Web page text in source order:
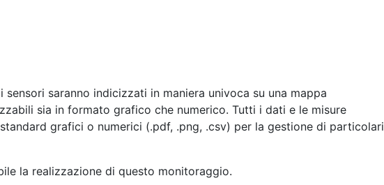
saranno indicizzati in maniera univoca su una mappa
sia in formato grafico che numerico. Tutti i dati e le misure
grafici o numerici (.pdf, .png, .csv) per la gestione di particolari
la realizzazione di questo monitoraggio.